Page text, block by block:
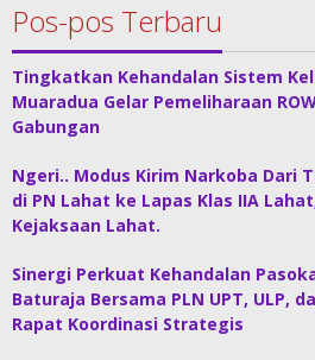
Pos-pos Terbaru
Tingkatkan Kehandalan Sistem
Muaradua Gelar Pemeliharaan
Gabungan
Ngeri.. Modus Kirim Narkoba Dari
di PN Lahat ke Lapas Klas IIA
Kejaksaan Lahat.
Sinergi Perkuat Kehandalan
Baturaja Bersama PLN UPT, ULP,
Rapat Koordinasi Strategis